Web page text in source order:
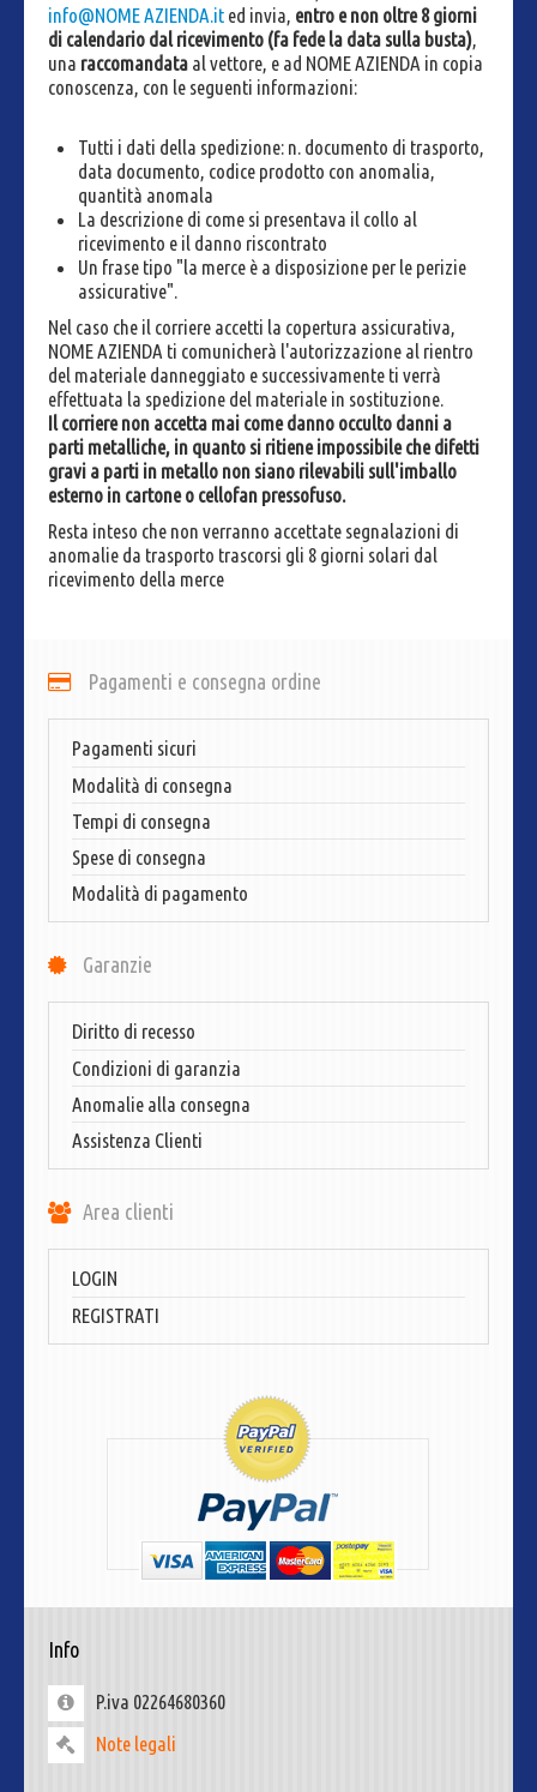
info@NOME AZIENDA.it ed invia, entro e non oltre 8 giorni
di calendario dal ricevimento (fa fede la data sulla busta),
una raccomandata al vettore, e ad NOME AZIENDA in copia
conoscenza, con le seguenti informazioni:
Tutti i dati della spedizione: n. documento di trasporto,
data documento, codice prodotto con anomalia,
quantità anomala
La descrizione di come si presentava il collo al
ricevimento e il danno riscontrato
Un frase tipo "la merce è a disposizione per le perizie
assicurative".
Nel caso che il corriere accetti la copertura assicurativa,
NOME AZIENDA ti comunicherà l'autorizzazione al rientro
del materiale danneggiato e successivamente ti verrà
effettuata la spedizione del materiale in sostituzione.
Il corriere non accetta mai come danno occulto danni a
parti metalliche, in quanto si ritiene impossibile che difetti
gravi a parti in metallo non siano rilevabili sull'imballo
esterno in cartone o cellofan pressofuso.
Resta inteso che non verranno accettate segnalazioni di
anomalie da trasporto trascorsi gli 8 giorni solari dal
ricevimento della merce
Pagamenti e consegna ordine
Pagamenti sicuri
Modalità di consegna
Tempi di consegna
Spese di consegna
Modalità di pagamento
Garanzie
Diritto di recesso
Condizioni di garanzia
Anomalie alla consegna
Assistenza Clienti
Area clienti
LOGIN
REGISTRATI
Info
P.iva 02264680360
Note legali